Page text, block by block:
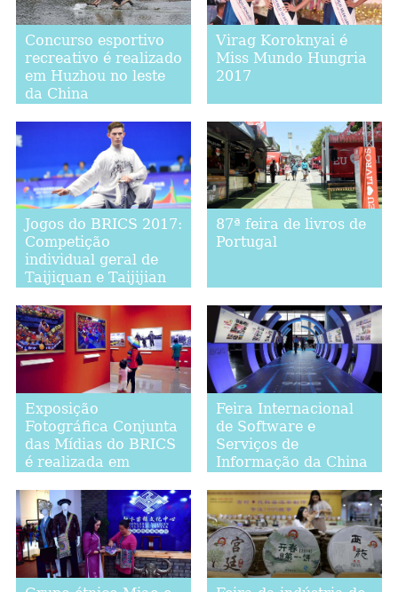
Concurso esportivo
recreativo é realizado
em Huzhou no leste
da China
Virag Koroknyai é
Miss Mundo Hungria
2017
Jogos do BRICS 2017:
Competição
individual geral de
Taijiquan e Taijijian
87ª feira de livros de
Portugal
Exposição
Fotográfica Conjunta
das Mídias do BRICS
é realizada em
Feira Internacional
de Software e
Serviços de
Informação da China